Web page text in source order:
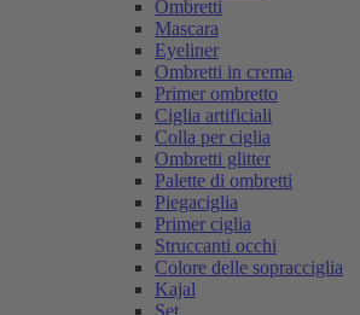
Ombretti
Mascara
Eyeliner
Ombretti in crema
Primer ombretto
Ciglia artificiali
Colla per ciglia
Ombretti glitter
Palette di ombretti
Piegaciglia
Primer ciglia
Struccanti occhi
Colore delle sopracciglia
Kajal
Set